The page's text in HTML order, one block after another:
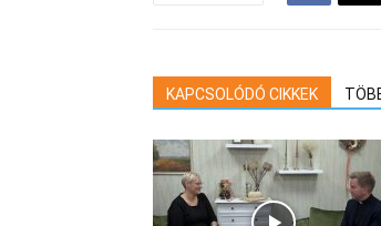
KAPCSOLÓDÓ CIKKEK